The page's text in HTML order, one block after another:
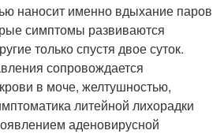
наносит именно вдыхание паров
симптомы развиваются
только спустя двое суток.
сопровождается
в моче, желтушностью,
литейной лихорадки
аденовирусной